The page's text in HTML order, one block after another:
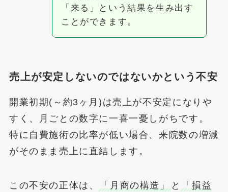
「来る」という結果を生み出す
ことができます。
売上が安定しないのではないかという不安
開業初期(～約3ヶ月)は売上が不安定になりや
すく、月ごとの数字に一喜一憂しがちです。
特に自費施術の比率が低い場合、来院数の増減
がそのまま売上に直結します。
この不安の正体は、 「月商の構造」 と
「損益